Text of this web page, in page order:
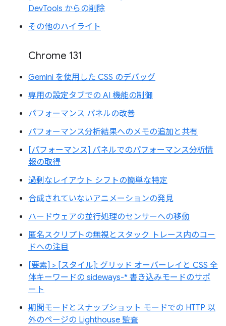
DevTools からの削除
その他のハイライト
Chrome 131
Gemini を使用した CSS のデバッグ
専用の設定タブでの AI 機能の制御
パフォーマンス パネルの改善
パフォーマンス分析結果へのメモの追加と共有
[パフォーマンス] パネルでのパフォーマンス分析情
報の取得
過剰なレイアウト シフトの簡単な特定
合成されていないアニメーションの発見
ハードウェアの並行処理のセンサーへの移動
匿名スクリプトの無視とスタック トレース内のコー
ドへの注目
[要素] > [スタイル]: グリッド オーバーレイと CSS 全
体キーワードの sideways-* 書き込みモードのサポ
ート
期間モードとスナップショット モードでの HTTP 以
外のページの Lighthouse 監査